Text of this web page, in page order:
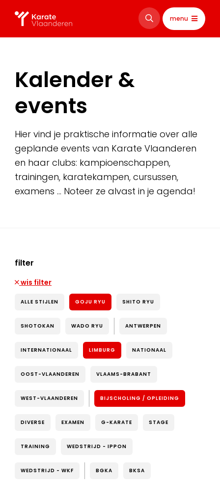
menu
Kalender &
events
Hier vind je praktische informatie over alle
geplande events van Karate Vlaanderen
en haar clubs: kampioenschappen,
trainingen, karatekampen, cursussen,
examens … Noteer ze alvast in je agenda!
filter
wis filter
ALLE STIJLEN GOJU RYU SHITO RYU
SHOTOKAN WADO RYU ANTWERPEN
INTERNATIONAAL LIMBURG NATIONAAL
OOST-VLAANDEREN VLAAMS-BRABANT
WEST-VLAANDEREN BIJSCHOLING / OPLEIDING
DIVERSE EXAMEN G-KARATE STAGE
TRAINING WEDSTRIJD - IPPON
WEDSTRIJD - WKF BGKA BKSA